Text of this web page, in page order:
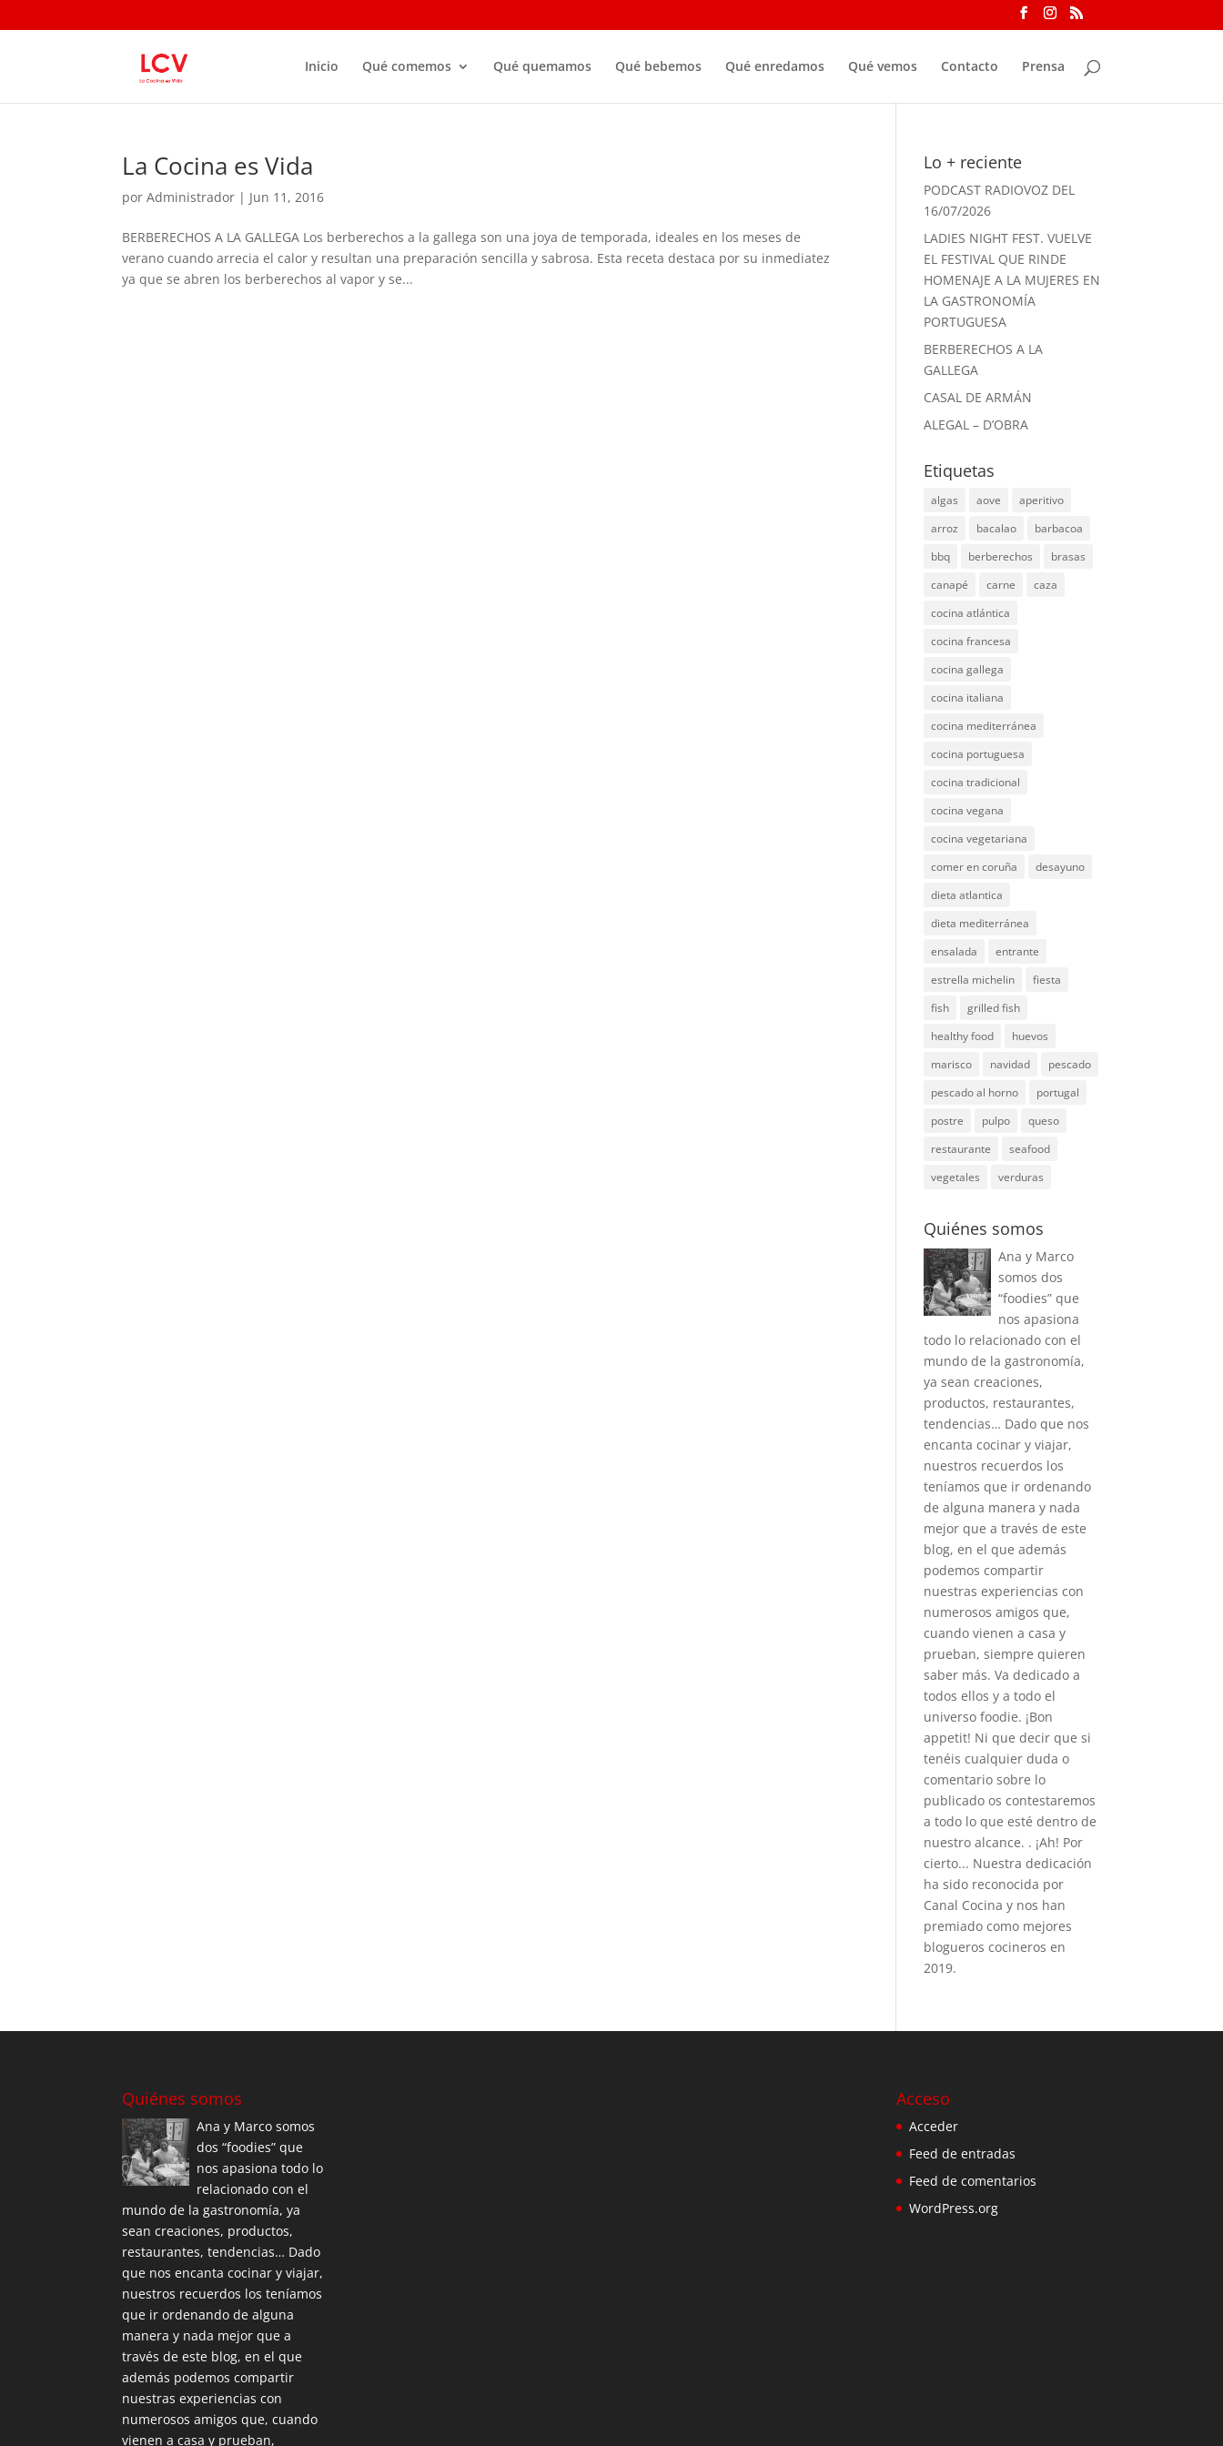
Inicio Qué comemos Qué quemamos Qué bebemos Qué enredamos Qué vemos Contacto Prensa
La Cocina es Vida
porAdministrador | Jun 11, 2016
BERBERECHOS A LA GALLEGA Los berberechos a la gallega son una joya de temporada, ideales en los meses de
verano cuando arrecia el calor y resultan una preparación sencilla y sabrosa. Esta receta destaca por su inmediatez
ya que se abren los berberechos al vapor y se...
Lo + reciente
PODCAST RADIOVOZ DEL
16/07/2026
LADIES NIGHT FEST. VUELVE
EL FESTIVAL QUE RINDE
HOMENAJE A LA MUJERES EN
LA GASTRONOMÍA
PORTUGUESA
BERBERECHOS A LA
GALLEGA
CASAL DE ARMÁN
ALEGAL – D’OBRA
Etiquetas
algas aove
aperitivo
arroz
bacalao
barbacoa
bbq
berberechos
brasas
canapé
carne
caza
cocina atlántica
cocina francesa
cocina gallega
cocina italiana
cocina mediterránea
cocina portuguesa
cocina tradicional
cocina vegana
cocina vegetariana
comer en coruña
desayuno
dieta atlantica
dieta mediterránea
ensalada
entrante
estrella michelin
fiesta
fish
grilled fish
healthy food
huevos
marisco
navidad
pescado
pescado al horno
portugal
postre
pulpo
queso
restaurante
seafood
vegetales
verduras
Quiénes somos
Ana y Marco
somos dos
“foodies” que
nos apasiona
todo lo relacionado con el
mundo de la gastronomía,
ya sean creaciones,
productos, restaurantes,
tendencias… Dado que nos
encanta cocinar y viajar,
nuestros recuerdos los
teníamos que ir ordenando
de alguna manera y nada
mejor que a través de este
blog, en el que además
podemos compartir
nuestras experiencias con
numerosos amigos que,
cuando vienen a casa y
prueban, siempre quieren
saber más. Va dedicado a
todos ellos y a todo el
universo foodie. ¡Bon
appetit! Ni que decir que si
tenéis cualquier duda o
comentario sobre lo
publicado os contestaremos
a todo lo que esté dentro de
nuestro alcance. . ¡Ah! Por
cierto... Nuestra dedicación
ha sido reconocida por
Canal Cocina y nos han
premiado como mejores
blogueros cocineros en
2019.
Quiénes somos
Ana y Marco somos
dos “foodies” que
nos apasiona todo lo
relacionado con el
mundo de la gastronomía, ya
sean creaciones, productos,
restaurantes, tendencias… Dado
que nos encanta cocinar y viajar,
nuestros recuerdos los teníamos
que ir ordenando de alguna
manera y nada mejor que a
través de este blog, en el que
además podemos compartir
nuestras experiencias con
numerosos amigos que, cuando
vienen a casa y prueban,
Acceso
Acceder
Feed de entradas
Feed de comentarios
WordPress.org